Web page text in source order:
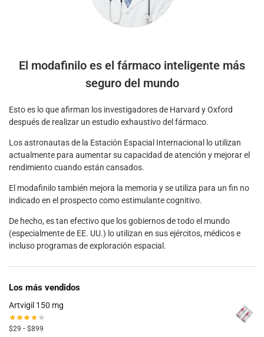
El modafinilo es el fármaco inteligente más
seguro del mundo
Esto es lo que afirman los investigadores de Harvard y Oxford
después de realizar un estudio exhaustivo del fármaco.
Los astronautas de la Estación Espacial Internacional lo utilizan
actualmente para aumentar su capacidad de atención y mejorar el
rendimiento cuando están cansados.
El modafinilo también mejora la memoria y se utiliza para un fin no
indicado en el prospecto como estimulante cognitivo.
De hecho, es tan efectivo que los gobiernos de todo el mundo
(especialmente de EE. UU.) lo utilizan en sus ejércitos, médicos e
incluso programas de exploración espacial.
Los más vendidos
Artvigil 150 mg
$29 - $899